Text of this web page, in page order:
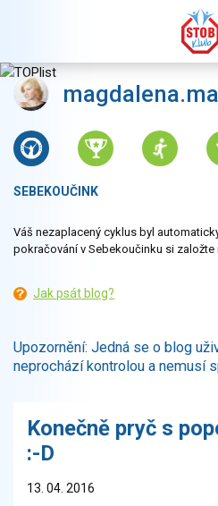
SEBEKOUČINK
Váš nezaplacený cyklus byl
pokračování v Sebekoučinku si založte
Jak psát blog?
Upozornění: Jedná se o blog
neprochází kontrolou a nemusí
Konečně pryč s
:-D
13. 04. 2016